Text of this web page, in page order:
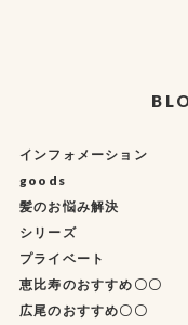
インフォメーション
goods
髪のお悩み解決
シリーズ
プライベート
恵比寿のおすすめ〇〇
広尾のおすすめ〇〇